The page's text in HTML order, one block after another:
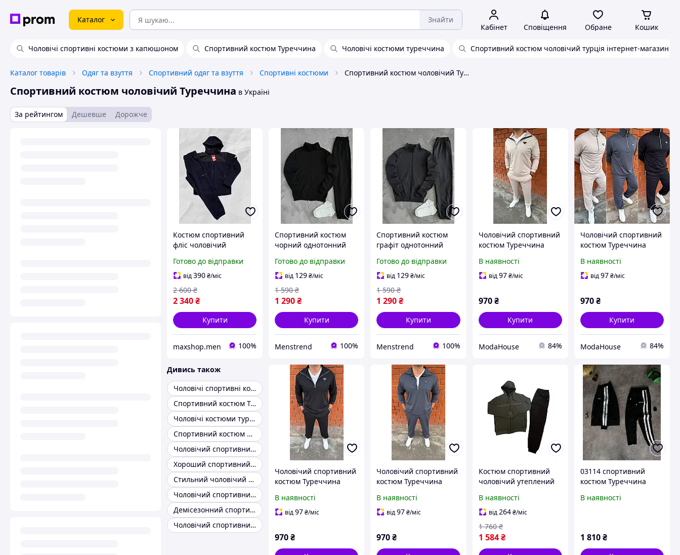
Каталог Знайти
Кабінет Сповіщення Обране Кошик
Чоловічі спортивні костюми з капюшоном Спортивний костюм Туреччина Чоловічі костюми туреччина Спортивний костюм чоловічий турція інтернет-магазин
Каталог товарів Одяг та взуття Спортивний одяг та взуття Спортивні костюми Спортивний костюм чоловічий Туреччина
Спортивний костюм чоловічий Туреччина в Україні
За рейтингом Дешевше Дорожче
Костюм спортивний
фліс чоловічий
Готово до відправки
від390₴/міс
2 340₴
2 600 ₴
Купити
maxshop.men 100%
Спортивний костюм
чорний однотонний
Кофта + штани +
шкарпетки весна/осінь
Готово до відправки
від 129₴/міс
1 290₴
1 590 ₴
Купити
Menstrend 100%
Спортивний костюм
графіт однотонний
Кофта + штани +
шкарпетки весна/осінь
Готово до відправки
від 129₴/міс
1 290₴
1 590 ₴
Купити
Menstrend 100%
Чоловічий спортивний
костюм Туреччина
В наявності
від97 ₴/міс
970 ₴
Купити
ModaHouse 84%
Чоловічий спортивний
костюм Туреччина
В наявності
від97₴/міс
970₴
Купити
ModaHouse 84%
Дивись також
Чоловічі спортивні костюми з капюшоном
Спортивний костюм Туреччина
Чоловічі костюми туреччина
Спортивний костюм чоловічий турція інтернет-магазин
Чоловічий спортивний костюм 2025
Хороший спортивний костюм чоловічий
Стильний чоловічий спортивний костюм
Чоловічий спортивний костюм для прогулянок
Демісезонний спортивний чоловічий костюм для прогулянок
Чоловічий спортивний костюм якісний
Чоловічий спортивний
костюм Туреччина
В наявності
від97₴/міс
970₴
Чоловічий спортивний
костюм Туреччина
В наявності
від97₴/міс
970₴
Костюм спортивний
чоловічий утеплений
В наявності
від264 ₴/міс
1 584 ₴
1 760 ₴
03114 спортивний
костюм Туреччина
В наявності
1 810₴